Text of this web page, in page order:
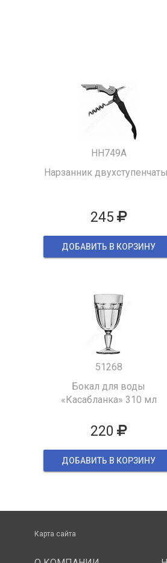
HH749A
Нарзанник
245
ДОБАВИТЬ В КОРЗИНУ
51268
Бокал для воды
«Касабланка» 310 мл
220
ДОБАВИТЬ В КОРЗИНУ
Карта сайта